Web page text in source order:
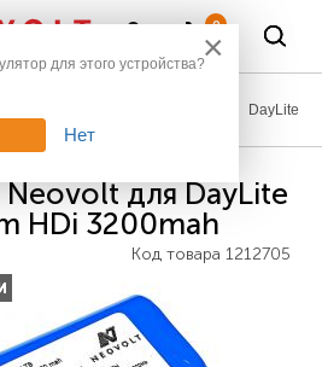
0
DayLite
для DayLite
HDi 3200mah
Код товара 1212705
×
для этого устройства?
Нет